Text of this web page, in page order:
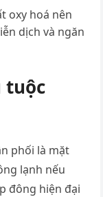
oxy hoá nên
dịch và ngăn
tuộc
phối là mặt
lạnh nếu
đông hiện đại